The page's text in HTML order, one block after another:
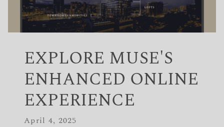
EXPLORE MUSE'S
ENHANCED ONLINE
EXPERIENCE
April 4, 2025